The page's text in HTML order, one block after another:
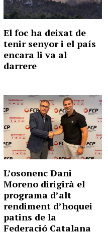
El foc ha deixat de
tenir senyor i el país
encara li va al
darrere
L’osonenc Dani
Moreno dirigirà el
programa d’alt
rendiment d’hoquei
patins de la
Federació Catalana